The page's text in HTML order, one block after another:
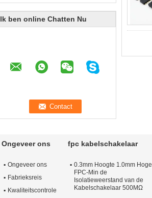
Ik ben online Chatten Nu
Ongeveer ons
Ongeveer ons
Fabrieksreis
Kwaliteitscontrole
fpc kabelschakelaar
0.3mm Hoogte 1.0mm Hoge
FPC-Min de
Isolatieweerstand van de
Kabelschakelaar 500MΩ